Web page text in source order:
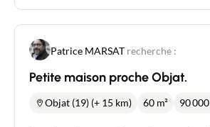
Guides
Patrice MARSAT recherche :
Petite maison proche Objat.
Objat (19) (+ 15 km) 60 m² 90 000